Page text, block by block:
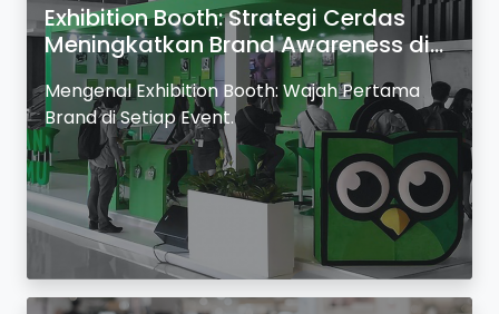
Exhibition Booth: Strategi Cerdas
Meningkatkan Brand Awareness di
Event.
Mengenal Exhibition Booth: Wajah Pertama
Brand di Setiap Event.